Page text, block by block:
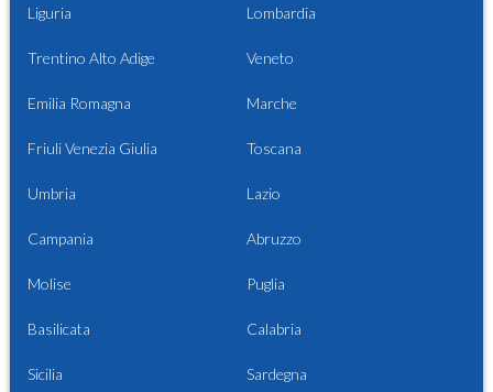
Liguria Lombardia
Trentino Alto Adige Veneto
Emilia Romagna Marche
Friuli Venezia Giulia Toscana
Umbria Lazio
Campania Abruzzo
Molise Puglia
Basilicata Calabria
Sicilia Sardegna